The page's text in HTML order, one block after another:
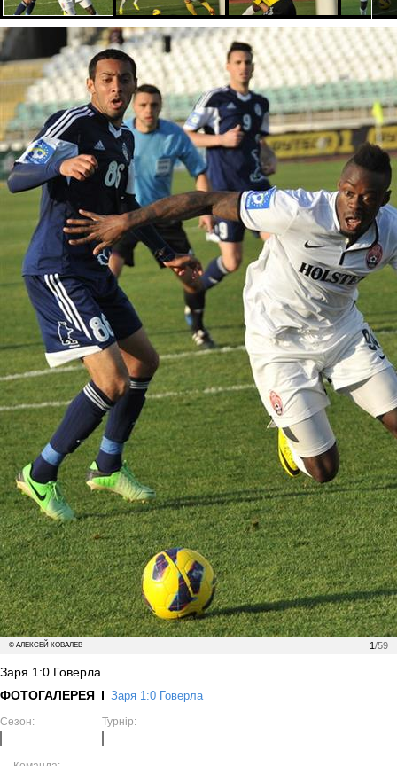
1/59
© АЛЕКСЕЙ КОВАЛЕВ
Заря 1:0 Говерла
ФОТОГАЛЕРЕЯ
Заря 1:0 Говерла
Сезон: Турнір: